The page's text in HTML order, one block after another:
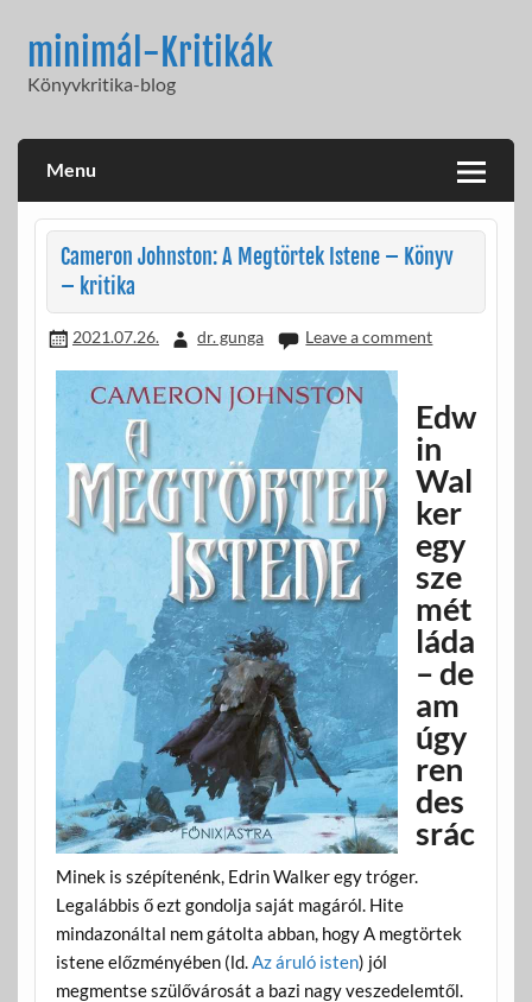
contentminimál-Kritikák
Könyvkritika-blog
Menu
Cameron Johnston: A Megtörtek Istene – Könyv
– kritika
2021.07.26. dr. gunga Leave a comment
Edw
in
Wal
ker
egy
sze
mét
láda
– de
am
úgy
ren
des
srác
Minek is szépítenénk, Edrin Walker egy tróger.
Legalábbis ő ezt gondolja saját magáról. Hite
mindazonáltal nem gátolta abban, hogy A megtörtek
istene előzményében (ld.Az áruló isten) jól
megmentse szülővárosát a bazi nagy veszedelemtől.